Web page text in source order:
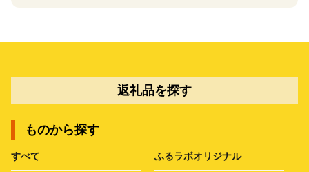
返礼品を探す
ものから探す
すべて ふるラボオリジナル